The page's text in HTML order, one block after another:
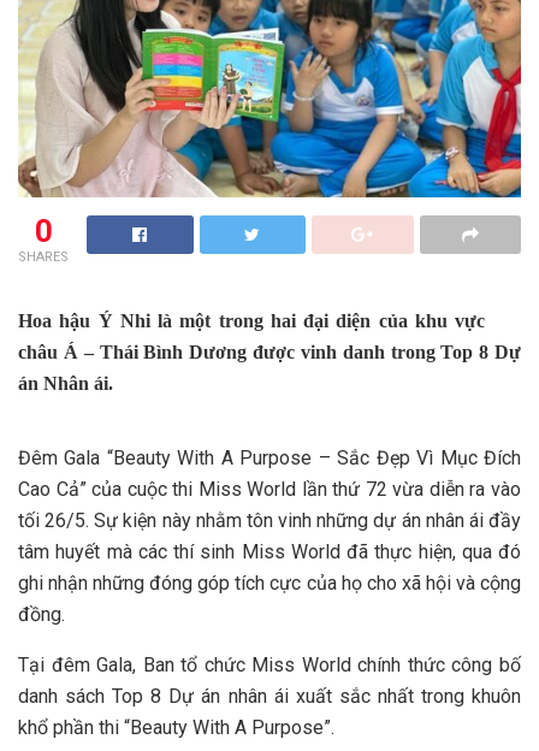
0
SHARES
Hoa hậu Ý Nhi là một trong hai đại diện của khu vực
châu Á – Thái Bình Dương được vinh danh trong Top 8 Dự
án Nhân ái.
Đêm Gala “Beauty With A Purpose – Sắc Đẹp Vì Mục Đích
Cao Cả” của cuộc thi Miss World lần thứ 72 vừa diễn ra vào
tối 26/5. Sự kiện này nhằm tôn vinh những dự án nhân ái đầy
tâm huyết mà các thí sinh Miss World đã thực hiện, qua đó
ghi nhận những đóng góp tích cực của họ cho xã hội và cộng
đồng.
Tại đêm Gala, Ban tổ chức Miss World chính thức công bố
danh sách Top 8 Dự án nhân ái xuất sắc nhất trong khuôn
khổ phần thi “Beauty With A Purpose”.